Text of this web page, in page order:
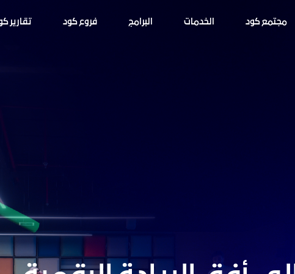
مجتمع كود الخدمات البرامج فروع كود تقارير